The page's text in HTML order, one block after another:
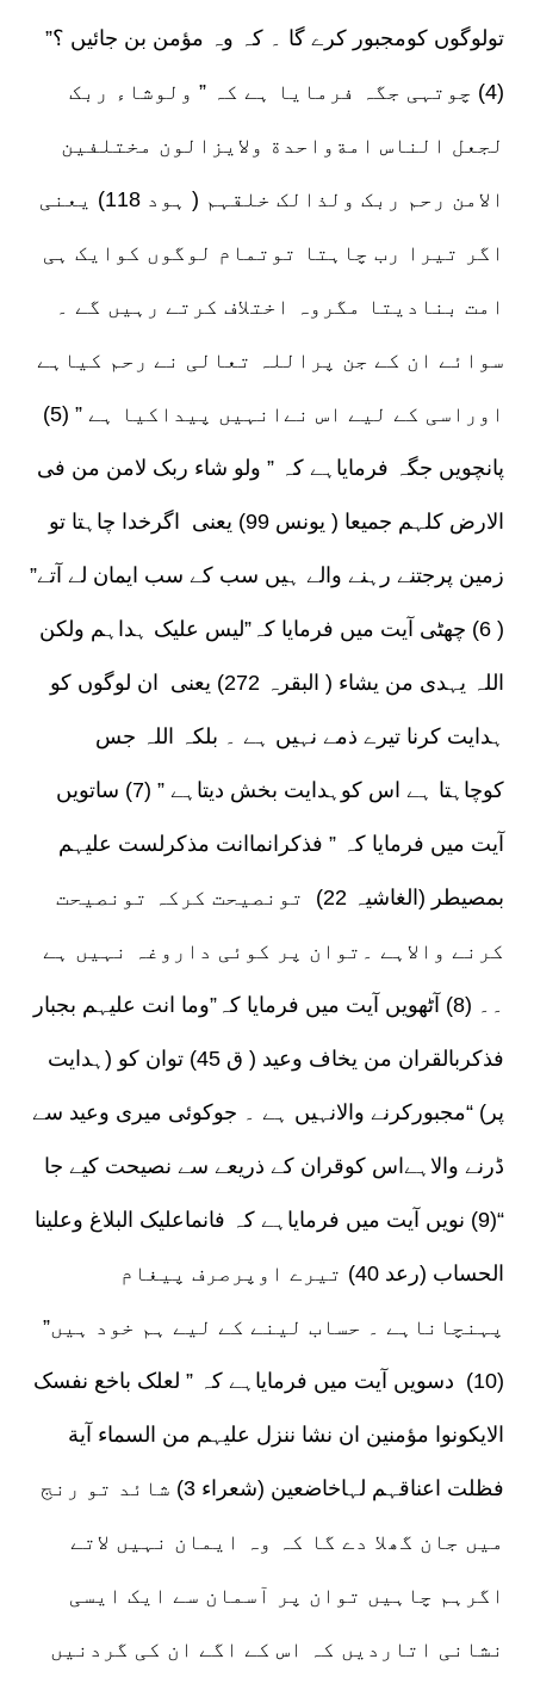
تولوگوں کومجبور کرے گا ۔ کہ وہ مؤمن بن جائیں ؟”
(4) چوتہی جگہ فرمایا ہے کہ ” ولوشاء ربک
لجعل الناس امةواحدة ولایزالون مختلفین
الامن رحم ربک ولذالک خلقہم ( ہود 118) یعنی
اگر تیرا رب چاہتا توتمام لوگوں کوایک ہی
امت بنادیتا مگروہ اختلاف کرتے رہیں گے ۔
سوائے ان کے جن پراللہ تعالی نے رحم کیاہے
اوراسی کے لیے اس نےانہیں پیداکیا ہے ” (5)
پانچویں جگہ فرمایاہے کہ ” ولو شاء ربک لامن من فی
الارض کلہم جمیعا ( یونس 99) یعنی اگرخدا چاہتا تو
زمین پرجتنے رہنے والے ہیں سب کے سب ایمان لے آتے”
( 6) چھٹی آیت میں فرمایا کہ”لیس علیک ہداہم ولکن
اللہ یہدی من یشاء ( البقرہ 272) یعنی ان لوگوں کو
ہدایت کرنا تیرے ذمے نہیں ہے ۔ بلکہ اللہ جس
کوچاہتا ہے اس کوہدایت بخش دیتاہے ” (7) ساتویں
آیت میں فرمایا کہ ” فذکرانماانت مذکرلست علیہم
بمصیطر (الغاشیہ 22) تونصیحت کرکہ تونصیحت
کرنے والاہے ۔توان پر کوئی داروغہ نہیں ہے
۔۔ (8) آٹھویں آیت میں فرمایا کہ”وما انت علیہم بجبار
فذکربالقران من یخاف وعید ( ق 45) توان کو (ہدایت
پر) “مجبورکرنے والانہیں ہے ۔ جوکوئی میری وعید سے
ڈرنے والاہےاس کوقران کے ذریعے سے نصیحت کیے جا
“(9) نویں آیت میں فرمایاہے کہ فانماعلیک البلاغ وعلینا
الحساب (رعد 40) تیرے اوپرصرف پیغام
پہنچاناہے ۔ حساب لینے کے لیے ہم خود ہیں”
(10) دسویں آیت میں فرمایاہے کہ ” لعلک باخع نفسک
الایکونوا مؤمنین ان نشا ننزل علیہم من السماء آیة
فظلت اعناقہم لہاخاضعین (شعراء 3) شائد تو رنج
میں جان گھلا دے گا کہ وہ ایمان نہیں لاتے
اگرہم چاہیں توان پر آسمان سے ایک ایسی
نشانی اتاردیں کہ اس کے اگے ان کی گردنیں